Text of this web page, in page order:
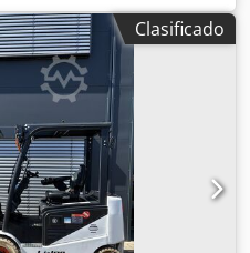
eléctrico, tipo de
2.215 mm, voltaje de
horquilla: 1.150 mm
18x7-6 weiss
, peso total:
000030 Especificaciones
iones de litio. Djdpfx Akozp
Clasificado